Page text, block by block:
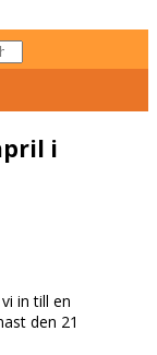
i
in till en
den 21